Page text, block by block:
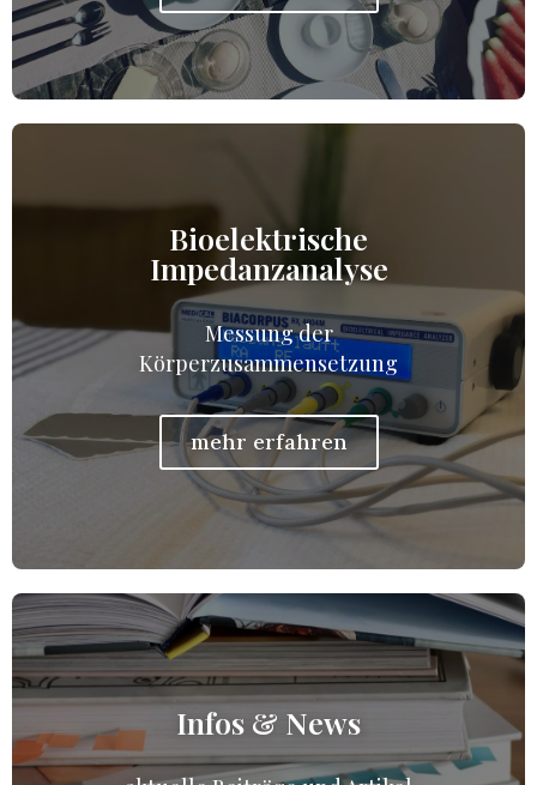
Bioelektrische
Impedanzanalyse
Messung der
Körperzusammensetzung
mehr erfahren
Infos & News